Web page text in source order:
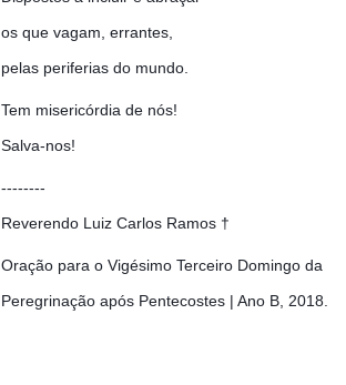
os que vagam, errantes,
pelas periferias do mundo.
Tem misericórdia de nós!
Salva-nos!
--------
Reverendo Luiz Carlos Ramos †
Oração para o Vigésimo Terceiro Domingo da
Peregrinação após Pentecostes | Ano B, 2018.